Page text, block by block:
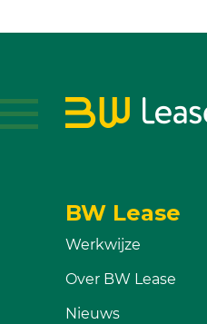
BW Lease
Werkwijze
Over BW Lease
Nieuws